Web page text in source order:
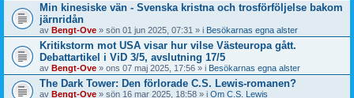
Min kinesiske vän - Svenska kristna och trosförföljelse bakom
järnridån
av Bengt-Ove » sön 01 jun 2025, 07:31 » i Besökarnas egna alster
Kritikstorm mot USA visar hur vilse Västeuropa gått.
Debattartikel i ViD 3/5, avslutning 17/5
av Bengt-Ove » ons 07 maj 2025, 17:56 » i Besökarnas egna alster
The Dark Tower: Den förlorade C.S. Lewis-romanen?
av Bengt-Ove » sön 16 mar 2025, 18:58 » i Om C.S. Lewis